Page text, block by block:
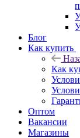
Блог
Как купить
Как
Оптом
Вакансии
Магазины